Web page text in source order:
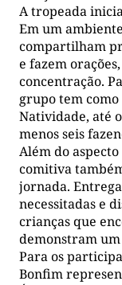
A tropeada
Em um
compartilham
e fazem
concentração.
grupo tem
Natividade, até
menos seis
Além do
comitiva
jornada.
necessitadas e
crianças que
demonstram
Para os
Bonfim